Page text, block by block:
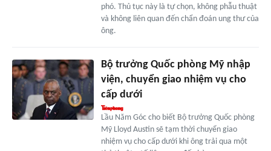
phó. Thủ tục này là tự chọn, không phẫu thuật
và không liên quan đến chẩn đoán ung thư của
ông.
Bộ trưởng Quốc phòng Mỹ nhập
viện, chuyển giao nhiệm vụ cho
cấp dưới
Lầu Năm Góc cho biết Bộ trưởng Quốc phòng
Mỹ Lloyd Austin sẽ tạm thời chuyển giao
nhiệm vụ cho cấp dưới khi ông trải qua một